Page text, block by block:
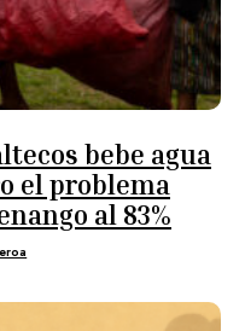
bebe agua
el problema
al 83%